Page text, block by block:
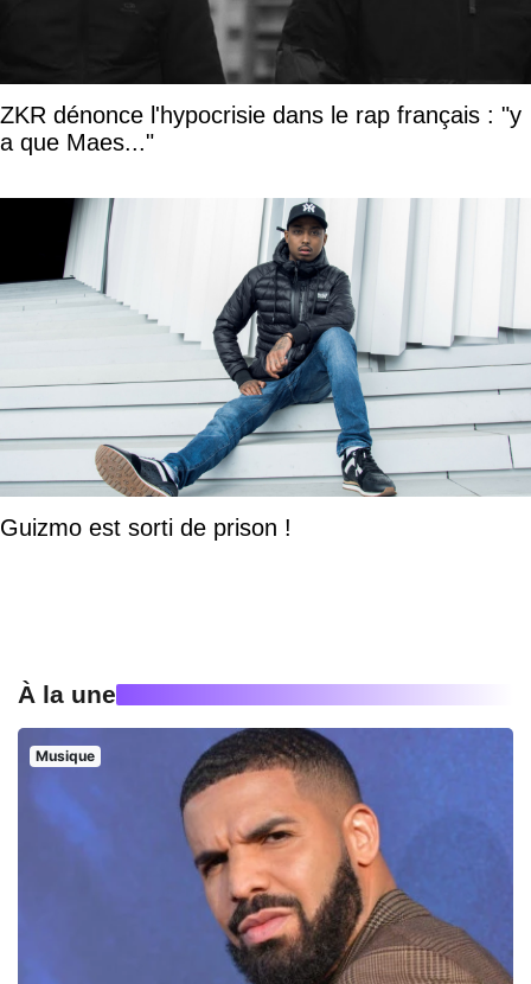
ZKR dénonce l'hypocrisie dans le rap français : "y
a que Maes..."
Guizmo est sorti de prison !
À la une
Musique